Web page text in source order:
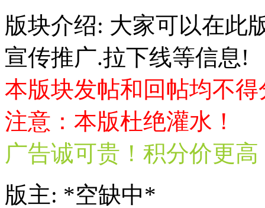
版块介绍: 大家可以在此
宣传推广.拉下线等信息!
本版块发帖和回帖均不得
注意：本版杜绝灌水！
广告诚可贵！积分价更高
版主: *空缺中*